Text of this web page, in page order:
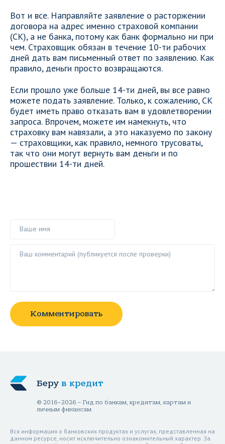
Вот и все. Направляйте заявление о расторжении
договора на адрес именно страховой компании
(СК), а не банка, потому как банк формально ни при
чем. Страховщик обязан в течение 10-ти рабочих
дней дать вам письменный ответ по заявлению. Как
правило, деньги просто возвращаются.
Если прошло уже больше 14-ти дней, вы все равно
можете подать заявление. Только, к сожалению, СК
будет иметь право отказать вам в удовлетворении
запроса. Впрочем, можете им намекнуть, что
страховку вам навязали, а это наказуемо по закону
— страховщики, как правило, немного трусоваты,
так что они могут вернуть вам деньги и по
прошествии 14-ти дней.
Комментировать
Беру в кредит
© 2016–2026 – Гид по банкам, кредитам, картам и
личным финансам
Вся информация о банковских продуктах и услугах, представленная на
данном ресурсе, носит исключительно ознакомительный характер. За